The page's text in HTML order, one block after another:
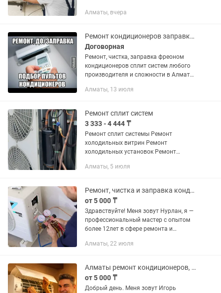
Алматы, вчера
Ремонт кондиционеров заправка фреоном r22 r410a чистка сплит подбор пульта
Договорная
Ремонт, чистка, заправка фреоном
кондиционеров сплит систем любого
производителя и сложности в Алматы
производим в день обращения на
и...
Алматы, 13 июля
Ремонт сплит систем
3 333 - 4 444 ₸
Ремонт сплит системы Ремонт
холодильных витрин Ремонт
холодильных установок Ремонт
компрессора. Диагностика
Алматы, 5 июля
Ремонт, чистка и заправка кондиционеров в Алматы опыт более 12лет
от 5 000 ₸
Здравствуйте! Меня зовут Нурлан, я —
профессиональный мастер с опытом
более 12лет в сфере ремонта и
типов. Работаю по городу Алматы и
Алматы, 22 июля
Алматы ремонт кондиционеров, заправка фреоном, обслуживание кондиционера
от 5 000 ₸
Добрый день. Меня зoвут Игорь